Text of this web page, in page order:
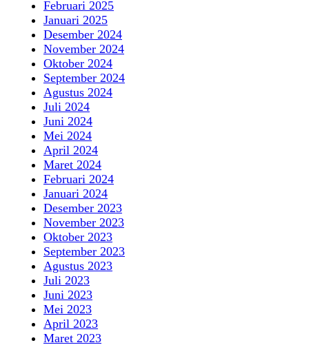
Februari 2025
Januari 2025
Desember 2024
November 2024
Oktober 2024
September 2024
Agustus 2024
Juli 2024
Juni 2024
Mei 2024
April 2024
Maret 2024
Februari 2024
Januari 2024
Desember 2023
November 2023
Oktober 2023
September 2023
Agustus 2023
Juli 2023
Juni 2023
Mei 2023
April 2023
Maret 2023